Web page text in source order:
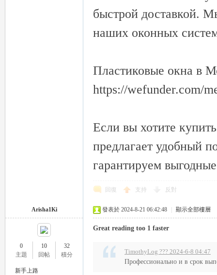
быстрой доставкой.
наших оконных
Пластиковые окна в
https://wefunder.com/
Если вы хотите
предлагает удобный
гарантируем
回復 支持 反對
Arisha1Ki
0
主題
10
回帖
32
積分
新手上路
發表於 2024-8-21 06:42:48 顯示全部樓層
Great reading too 1 faster
TimothyLog ??? 2024-6-8 04:47
Профессионально и в срок